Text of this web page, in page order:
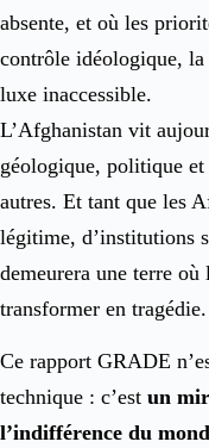
absente, et où les
contrôle idéologique, la
luxe inaccessible.
L’Afghanistan vit
géologique, politique
autres. Et tant que les
légitime, d’institutions
demeurera une terre
transformer en tragédie.
Ce rapport GRADE
technique : c’est un
l’indifférence du